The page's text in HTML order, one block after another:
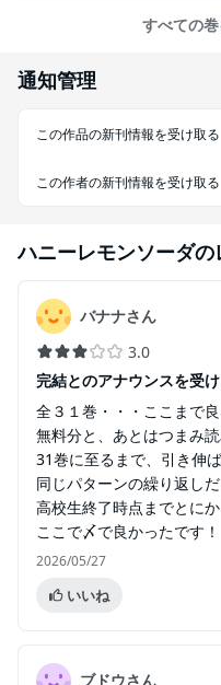
すべての巻
通知管理
この作品の新刊情報を受け取る
この作者の新刊情報を受け取る
ハニーレモンソーダの
バナナさん
3.0
完結とのアナウンスを受け
全３１巻・・・ここまで
無料分と、あとはつまみ
31巻に至るまで、引き伸ば
同じパターンの繰り返し
高校生終了時点までとに
ここで〆で良かったです！
2026/05/27
いいね
ブドウさん